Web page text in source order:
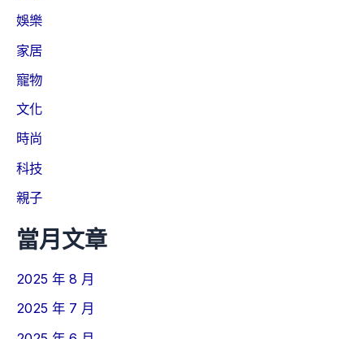
娛樂
家居
寵物
文化
時尚
科技
親子
當月文章
2025 年 8 月
2025 年 7 月